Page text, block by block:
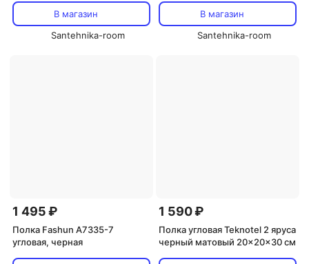
В магазин
Santehnika-room
В магазин
Santehnika-room
1 495 ₽
Полка Fashun A7335-7
угловая, черная
1 590 ₽
Полка угловая Teknotel 2 яруса
черный матовый 20x20x30 см